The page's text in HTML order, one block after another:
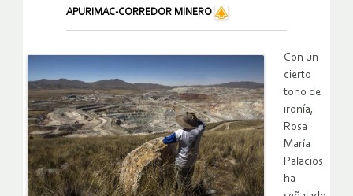
APURIMAC-CORREDOR MINERO
Con un
cierto
tono de
ironía,
Rosa
María
Palacios
ha